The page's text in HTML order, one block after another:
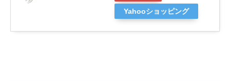
Yahooショッピング